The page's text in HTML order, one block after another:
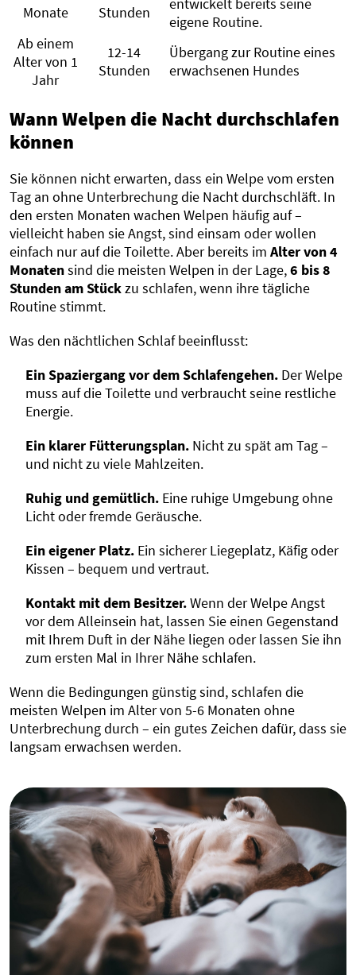
Monate
Stunden
entwickelt bereits seine
eigene Routine.
Ab einem
Alter von 1
Jahr
12-14
Stunden
Übergang zur Routine eines
erwachsenen Hundes
Wann Welpen die Nacht durchschlafen
können
Sie können nicht erwarten, dass ein Welpe vom ersten
Tag an ohne Unterbrechung die Nacht durchschläft. In
den ersten Monaten wachen Welpen häufig auf –
vielleicht haben sie Angst, sind einsam oder wollen
einfach nur auf die Toilette. Aber bereits im Alter von 4
Monatensind die meisten Welpen in der Lage,6 bis 8
Stunden am Stückzu schlafen, wenn ihre tägliche
Routine stimmt.
Was den nächtlichen Schlaf beeinflusst:
Ein Spaziergang vor dem Schlafengehen. Der Welpe
muss auf die Toilette und verbraucht seine restliche
Energie.
Ein klarer Fütterungsplan. Nicht zu spät am Tag –
und nicht zu viele Mahlzeiten.
Ruhig und gemütlich. Eine ruhige Umgebung ohne
Licht oder fremde Geräusche.
Ein eigener Platz. Ein sicherer Liegeplatz, Käfig oder
Kissen – bequem und vertraut.
Kontakt mit dem Besitzer.Wenn der Welpe Angst
vor dem Alleinsein hat, lassen Sie einen Gegenstand
mit Ihrem Duft in der Nähe liegen oder lassen Sie ihn
zum ersten Mal in Ihrer Nähe schlafen.
Wenn die Bedingungen günstig sind, schlafen die
meisten Welpen im Alter von 5-6 Monaten ohne
Unterbrechung durch – ein gutes Zeichen dafür, dass sie
langsam erwachsen werden.